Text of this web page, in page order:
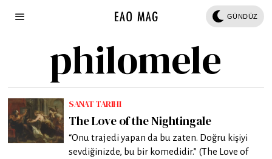
GÜNDÜZ
philomele
SANAT TARIHI
The Love of the Nightingale
“Onu trajedi yapan da bu zaten. Doğru kişiyi
sevdiğinizde, bu bir komedidir.” (The Love of